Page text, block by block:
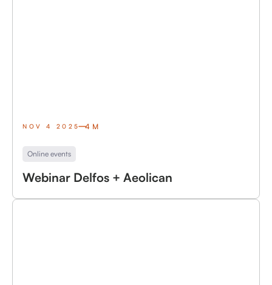
NOV 4 2025 4M
Online events
Webinar Delfos + Aeolican